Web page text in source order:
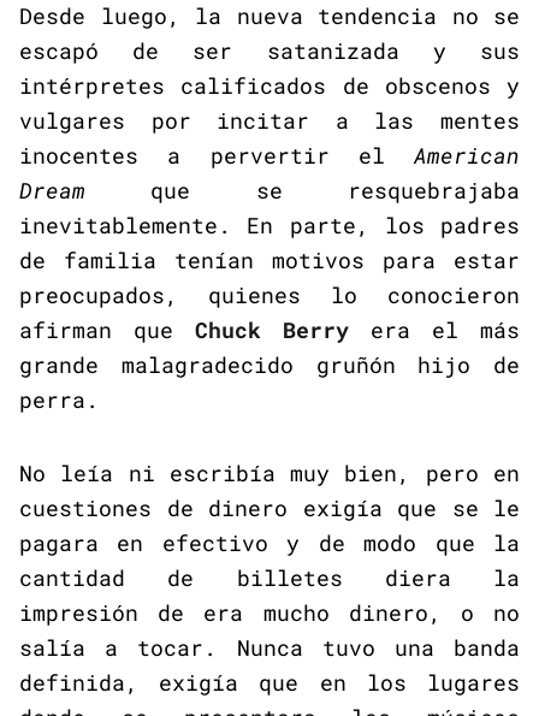
Desde luego, la nueva tendencia no se
escapó de ser satanizada y sus
intérpretes calificados de obscenos y
vulgares por incitar a las mentes
inocentes a pervertir el American
Dream que se resquebrajaba
inevitablemente. En parte, los padres
de familia tenían motivos para estar
preocupados, quienes lo conocieron
afirman que Chuck Berry era el más
grande malagradecido gruñón hijo de
perra.
No leía ni escribía muy bien, pero en
cuestiones de dinero exigía que se le
pagara en efectivo y de modo que la
cantidad de billetes diera la
impresión de era mucho dinero, o no
salía a tocar. Nunca tuvo una banda
definida, exigía que en los lugares